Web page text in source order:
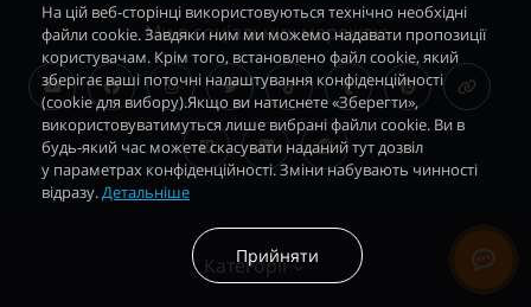
Категорії
Ми в соціальних мережах:
На цій веб-сторінці використовуються технічно необхідні
файли cookie. Завдяки ним ми можемо надавати пропозиції
користувачам. Крім того, встановлено файл cookie, який
зберігає ваші поточні налаштування конфіденційності
(cookie для вибору).Якщо ви натиснете «Зберегти»,
використовуватимуться лише вибрані файли cookie. Ви в
будь-який час можете скасувати наданий тут дозвіл
у параметрах конфіденційності. Зміни набувають чинності
відразу.Детальніше
Прийняти